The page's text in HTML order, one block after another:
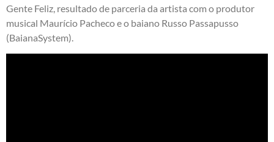
Gente Feliz, resultado de parceria da artista com o produtor
musical Maurício Pacheco e o baiano Russo Passapusso
(BaianaSystem).